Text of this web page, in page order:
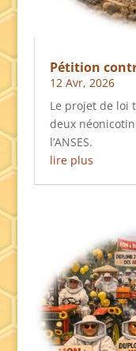
Pétition
12 Avr, 2026
Le projet de loi
deux
l’ANSES.
lire plus